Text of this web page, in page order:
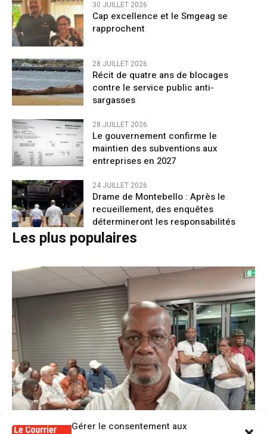
Gérer le consentement aux
30 JUILLET 2026
Cap excellence et le Smgeag se
rapprochent
28 JUILLET 2026
Récit de quatre ans de blocages
contre le service public anti-
sargasses
28 JUILLET 2026
Le gouvernement confirme le
maintien des subventions aux
entreprises en 2027
24 JUILLET 2026
Drame de Montebello : Après le
recueillement, des enquêtes
détermineront les responsabilités
Les plus populaires